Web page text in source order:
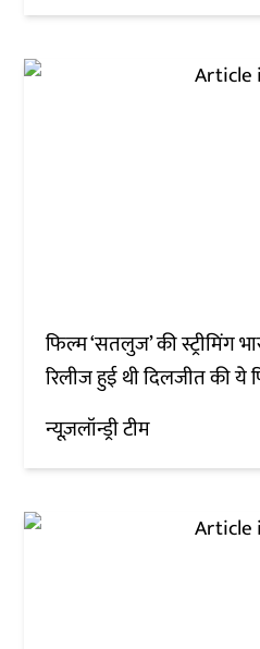
फिल्म ‘सतलुज’ की स्ट्रीमिंग
रिलीज हुई थी दिलजीत की ये
न्यूज़लॉन्ड्री टीम